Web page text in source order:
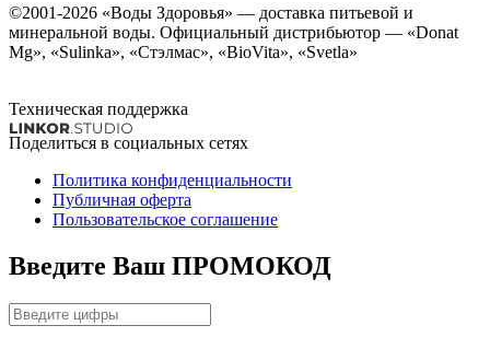
©2001-2026 «Воды Здоровья» — доставка питьевой и
минеральной воды. Официальный дистрибьютор — «Donat
Mg», «Sulinka», «Стэлмас», «BioVita», «Svetla»
Техническая поддержка
Поделиться в социальных сетях
Политика конфиденциальности
Публичная оферта
Пользовательское соглашение
Введите Ваш ПРОМОКОД